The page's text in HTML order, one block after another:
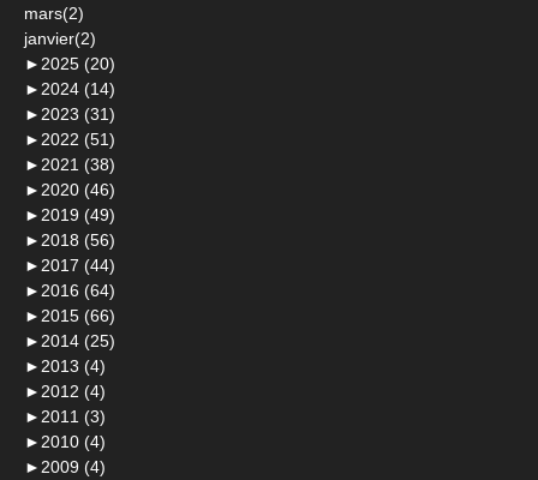
mars(2)
janvier(2)
► 2025 (20)
► 2024 (14)
► 2023 (31)
► 2022 (51)
► 2021 (38)
► 2020 (46)
► 2019 (49)
► 2018 (56)
► 2017 (44)
► 2016 (64)
► 2015 (66)
► 2014 (25)
► 2013 (4)
► 2012 (4)
► 2011 (3)
► 2010 (4)
► 2009 (4)